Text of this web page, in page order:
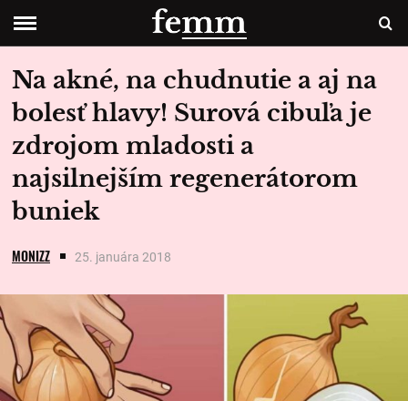
Na akné, na chudnutie a aj na
bolesť hlavy! Surová cibuľa je
zdrojom mladosti a
najsilnejším regenerátorom
buniek
MONIZZ 25. januára 2018